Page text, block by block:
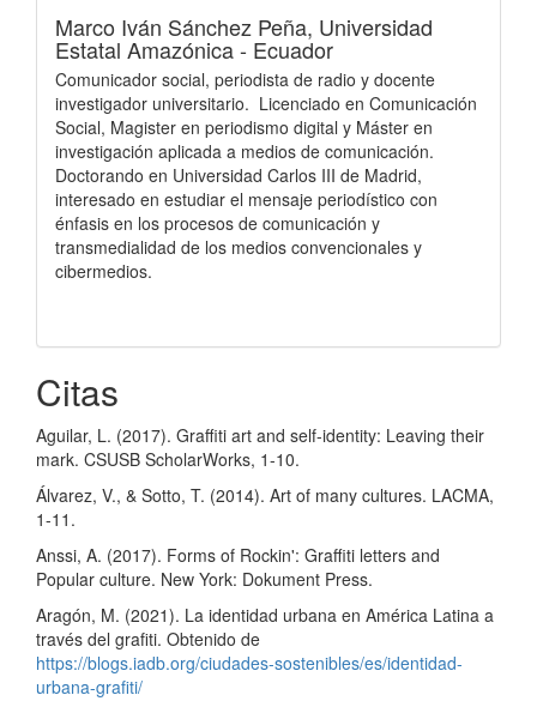
Marco Iván Sánchez Peña, Universidad
Estatal Amazónica - Ecuador
Comunicador social, periodista de radio y docente
investigador universitario. Licenciado en Comunicación
Social, Magister en periodismo digital y Máster en
investigación aplicada a medios de comunicación.
Doctorando en Universidad Carlos III de Madrid,
interesado en estudiar el mensaje periodístico con
énfasis en los procesos de comunicación y
transmedialidad de los medios convencionales y
cibermedios.
Citas
Aguilar, L. (2017). Graffiti art and self-identity: Leaving their
mark. CSUSB ScholarWorks, 1-10.
Álvarez, V., & Sotto, T. (2014). Art of many cultures. LACMA,
1-11.
Anssi, A. (2017). Forms of Rockin': Graffiti letters and
Popular culture. New York: Dokument Press.
Aragón, M. (2021). La identidad urbana en América Latina a
través del grafiti. Obtenido de
https://blogs.iadb.org/ciudades-sostenibles/es/identidad-
urbana-grafiti/